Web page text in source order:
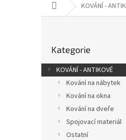
Domů KOVÁNÍ -
r
a
kategorie
Kategorie
KOVÁNÍ - ANTIKOVÉ
Kování na nábytek
Kování na okna
Kování na dveře
Spojovací materiál
Ostatní